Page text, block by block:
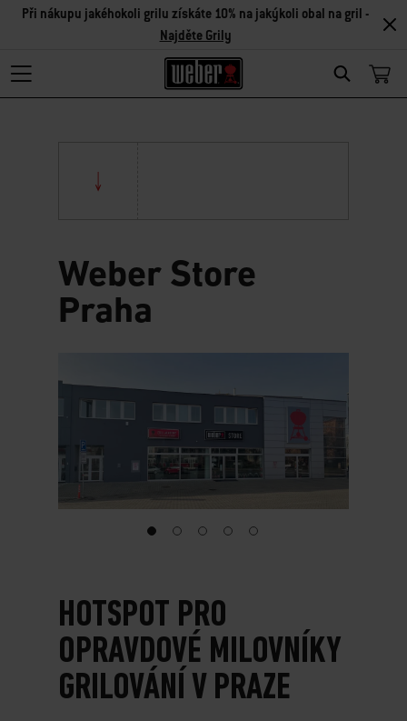
Search
Při nákupu jakéhokoli grilu získáte 10% na jakýkoli obal na gril -
Najděte Grily
Weber Store
Praha
various
images
videos.
Use
HOTSPOT PRO
OPRAVDOVÉ MILOVNÍKY
GRILOVÁNÍ V PRAZE